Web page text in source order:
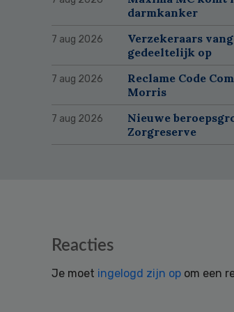
darmkanker
7 aug 2026
Verzekeraars
gedeeltelijk op
7 aug 2026
Reclame Code
Morris
7 aug 2026
Nieuwe
Zorgreserve
Reacties
Je moet ingelogd zijn op om een